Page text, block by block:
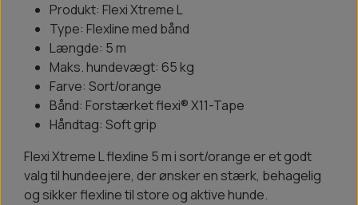
Produkt: Flexi Xtreme L
Type: Flexline med bånd
Længde: 5 m
Maks. hundevægt: 65 kg
Farve: Sort/orange
Bånd: Forstærket flexi® X11-Tape
Håndtag: Soft grip
Flexi Xtreme L flexline 5 m i sort/orange er et godt
valg til hundeejere, der ønsker en stærk, behagelig
og sikker flexline til store og aktive hunde.